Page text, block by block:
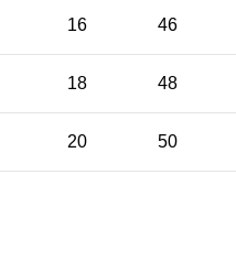
16 46
18 48
20 50